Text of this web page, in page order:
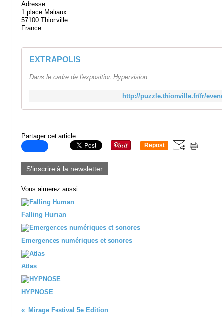
Adresse:
1 place Malraux
57100 Thionville
France
EXTRAPOLIS
Dans le cadre de l'exposition Hypervision
http://puzzle.thionville.fr/fr/
Partager cet article
Repost
S'inscrire à la newsletter
Vous aimerez aussi :
Falling Human
Emergences numériques et sonores
Atlas
HYPNOSE
Mirage Festival 5e Edition